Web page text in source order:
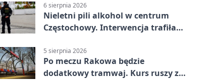
6 sierpnia 2026
Nieletni pili alkohol w centrum
Częstochowy. Interwencja trafiła
5 sierpnia 2026
Po meczu Rakowa będzie
dodatkowy tramwaj. Kurs ruszy ze